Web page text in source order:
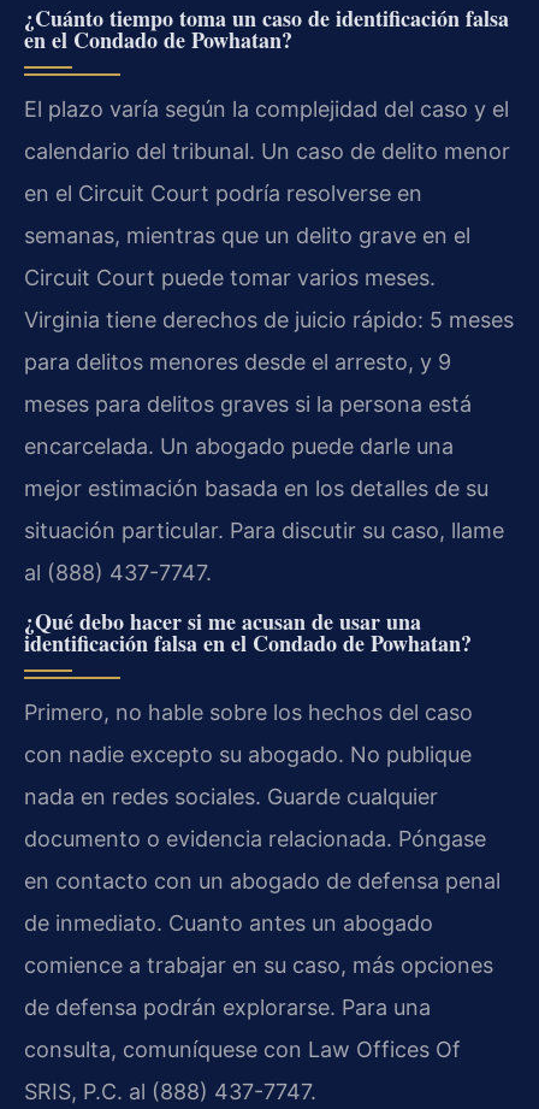
¿Cuánto tiempo toma un caso de identificación falsa
en el Condado de Powhatan?
El plazo varía según la complejidad del caso y el
calendario del tribunal. Un caso de delito menor
en el Circuit Court podría resolverse en
semanas, mientras que un delito grave en el
Circuit Court puede tomar varios meses.
Virginia tiene derechos de juicio rápido: 5 meses
para delitos menores desde el arresto, y 9
meses para delitos graves si la persona está
encarcelada. Un abogado puede darle una
mejor estimación basada en los detalles de su
situación particular. Para discutir su caso, llame
al (888) 437-7747.
¿Qué debo hacer si me acusan de usar una
identificación falsa en el Condado de Powhatan?
Primero, no hable sobre los hechos del caso
con nadie excepto su abogado. No publique
nada en redes sociales. Guarde cualquier
documento o evidencia relacionada. Póngase
en contacto con un abogado de defensa penal
de inmediato. Cuanto antes un abogado
comience a trabajar en su caso, más opciones
de defensa podrán explorarse. Para una
consulta, comuníquese con Law Offices Of
SRIS, P.C. al (888) 437-7747.